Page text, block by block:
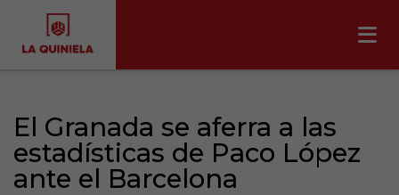
El Granada se aferra a las
estadísticas de Paco López
ante el Barcelona